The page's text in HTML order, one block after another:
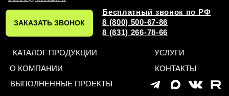
ВЫПОЛНЕННЫЕ ПРОЕКТЫ
УСЛУГИ
О КОМПАНИИ
КОНТАКТЫ